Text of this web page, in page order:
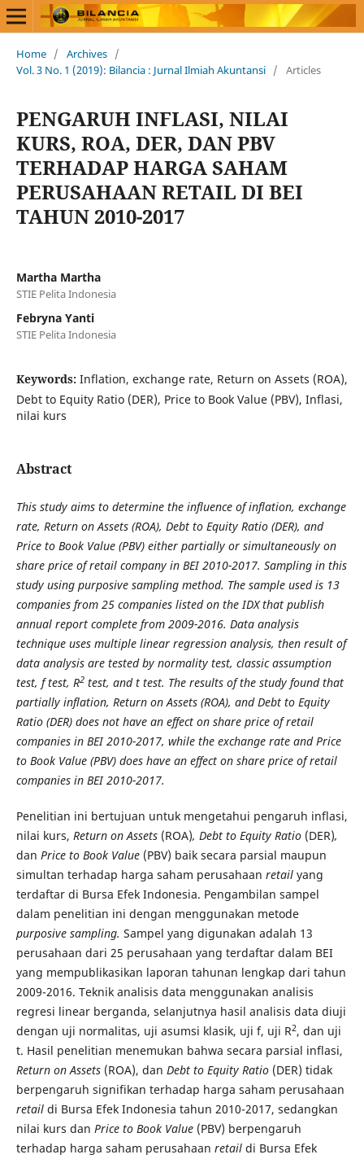
Home / Archives /
Vol. 3 No. 1 (2019): Bilancia : Jurnal Ilmiah Akuntansi / Articles
PENGARUH INFLASI, NILAI
KURS, ROA, DER, DAN PBV
TERHADAP HARGA SAHAM
PERUSAHAAN RETAIL DI BEI
TAHUN 2010-2017
Martha Martha
STIE Pelita Indonesia
Febryna Yanti
STIE Pelita Indonesia
Keywords: Inflation, exchange rate, Return on Assets (ROA),
Debt to Equity Ratio (DER), Price to Book Value (PBV), Inflasi,
nilai kurs
Abstract
This study aims to determine the influenceofinflation, exchange
rate, Return on Assets (ROA), Debt to Equity Ratio (DER), and
Price to Book Value (PBV) either partially or simultaneously on
share price of retail company in BEI 2010-2017. Sampling in this
study using purposive sampling method. Thesampleused is 13
companies from 25 companies listed on the IDXthat publish
annual reportcomplete from 2009-2016. Data analysis
technique uses multiple linear regression analysis, then result of
data analysis are tested by normality test, classic assumption
test, f test, R2test, and t test. The results of the study found that
partially inflation, Return on Assets (ROA), and Debt to Equity
Ratio (DER) does not have an effect on share price of retail
companies in BEI 2010-2017, while the exchange rate and Price
to Book Value (PBV) does have an effect on share price of retail
companies in BEI 2010-2017.
Penelitian ini bertujuan untuk mengetahui pengaruh inflasi,
nilai kurs, Return on Assets (ROA), Debt to Equity Ratio (DER),
dan Price to Book Value (PBV) baik secara parsial maupun
simultan terhadap harga saham perusahaan retailyang
terdaftar di Bursa Efek Indonesia. Pengambilan sampel
dalam penelitian ini dengan menggunakan metode
purposive sampling. Sampel yang digunakan adalah 13
perusahaan dari 25 perusahaan yang terdaftar dalam BEI
yang mempublikasikan laporan tahunan lengkap dari tahun
2009-2016. Teknik analisis data menggunakan analisis
regresi linear berganda, selanjutnya hasil analisis data diuji
dengan uji normalitas, uji asumsi klasik, uji f, uji R2, dan uji
t. Hasil penelitian menemukan bahwa secara parsial inflasi,
Return on Assets (ROA), dan Debt to Equity Ratio (DER) tidak
berpengaruh signifikan terhadap harga saham perusahaan
retail di Bursa Efek Indonesia tahun 2010-2017, sedangkan
nilai kurs dan Price to Book Value (PBV) berpengaruh
terhadap harga saham perusahaan retail di Bursa Efek